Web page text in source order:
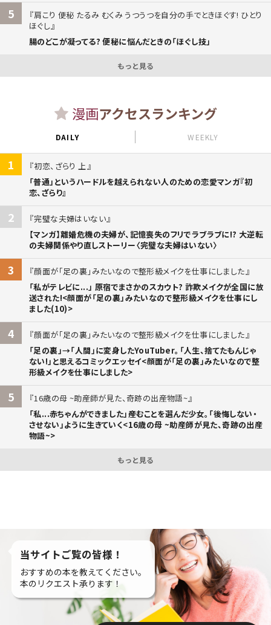
5
肩こり 便秘 たるみ むくみ うつうつを自分の手でときほぐす! ひとり
ほぐし
腸のどこが凝ってる? 便秘に悩んだときの「ほぐし技」
もっと見る
漫画アクセスランキング
DAILY WEEKLY
1
初恋、ざらり 上
「普通」というハードルを越えられない人のための恋愛マンガ『初
恋、ざらり』
2
完璧な夫婦はいない
【マンガ】離婚危機の夫婦が、記憶喪失のフリでラブラブに!? 大逆転
の夫婦関係やり直しストーリー〈完璧な夫婦はいない〉
3
顔面が「足の裏」みたいなので整形級メイクを仕事にしました
「私がテレビに...」 原宿でまさかのスカウト? 詐欺メイクが全国に放
送された!<顔面が「足の裏」みたいなので整形級メイクを仕事にし
ました(10)>
4
顔面が「足の裏」みたいなので整形級メイクを仕事にしました
「足の裏」→「人間」に変身したYouTuber。「人生、捨てたもんじゃ
ない!」と思えるコミックエッセイ<顔面が「足の裏」みたいなので整
形級メイクを仕事にしました>
5
16歳の母 ~助産師が見た、奇跡の出産物語~
「私...赤ちゃんができました」――産むことを選んだ少女。「後悔しない・
させない」ように生きていく<16歳の母 ~助産師が見た、奇跡の出産
物語~>
もっと見る
当サイトご覧の皆様！
おすすめの本を教えてください。
本のリクエスト承ります！